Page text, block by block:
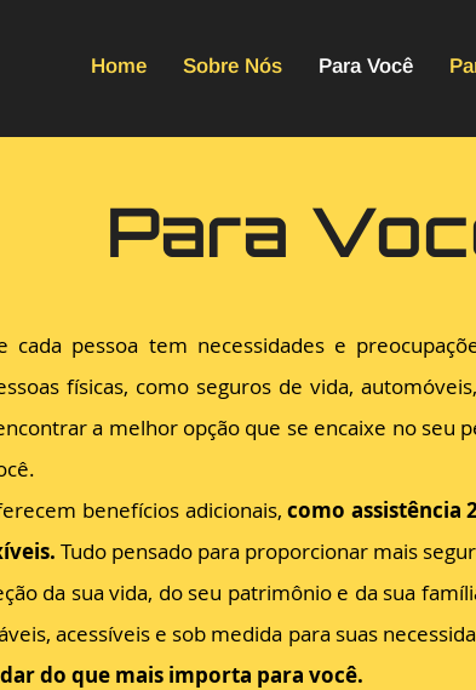
Home Sobre Nós Para Você
Para
cada pessoa tem necessidades e
físicas, como seguros de vida,
a melhor opção que se encaixe no
benefícios adicionais,como assistência
Tudo pensado para proporcionar mais
da sua vida, do seu patrimônio e da sua
acessíveis e sob medida para suas
do que mais importa para você.